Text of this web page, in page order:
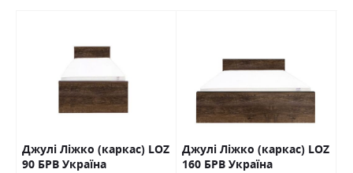
Джулі Ліжко (каркас) LOZ
90 БРВ Україна
Джулі Ліжко (каркас) LOZ
160 БРВ Україна